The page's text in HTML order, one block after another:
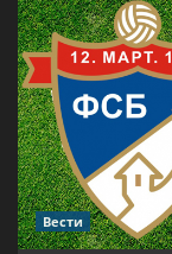
Вести